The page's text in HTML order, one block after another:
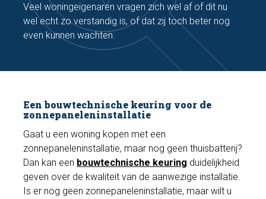
Maak een afspraak
Bel nu
Veel woningeigenaren vragen zich wel af of dit nu
wel echt zo verstandig is, of dat zij toch beter nog
even kunnen wachten.
Een bouwtechnische keuring voor de
zonnepaneleninstallatie
Gaat u een woning kopen met een
zonnepaneleninstallatie, maar nog geen thuisbatterij?
Dan kan een bouwtechnische keuring duidelijkheid
geven over de kwaliteit van de aanwezige installatie.
Is er nog geen zonnepaneleninstallatie, maar wilt u